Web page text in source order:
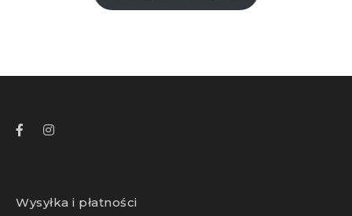
Wysyłka i płatności